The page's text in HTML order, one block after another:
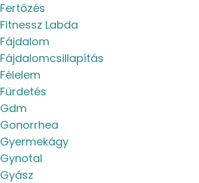
Fertőzés
Fitnessz Labda
Fájdalom
Fájdalomcsillapítás
Félelem
Fürdetés
Gdm
Gonorrhea
Gyermekágy
Gynotal
Gyász